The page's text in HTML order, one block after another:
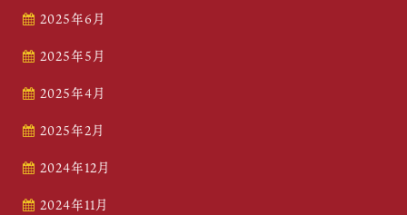
2025年6月
2025年5月
2025年4月
2025年2月
2024年12月
2024年11月